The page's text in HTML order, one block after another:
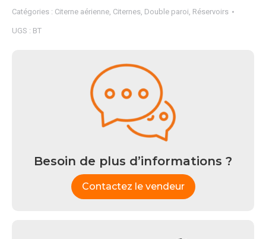
Catégories : Citerne aérienne, Citernes, Double paroi, Réservoirs
UGS : BT
Besoin de plus d’informations ?
Contactez le vendeur